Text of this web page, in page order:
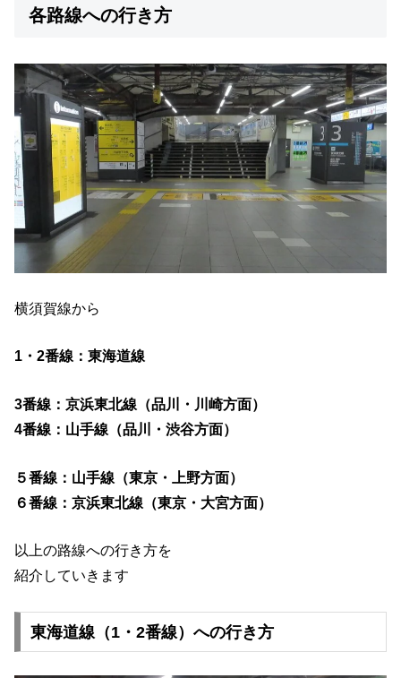
各路線への行き方
横須賀線から
1・2番線：東海道線
3番線：京浜東北線（品川・川崎方面）
4番線：山手線（品川・渋谷方面）
５番線： 山手線（東京・上野方面）
６番線：京浜東北線（東京・大宮方面）
以上の路線への行き方を
紹介していきます
東海道線（1・2番線）への行き方